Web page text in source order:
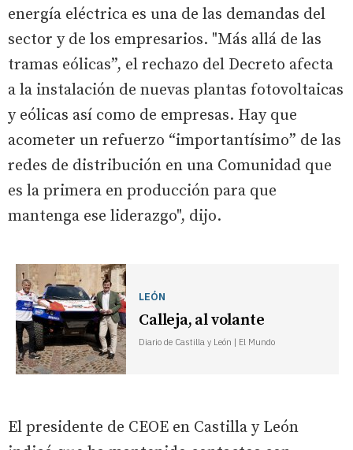
energía eléctrica es una de las demandas del
sector y de los empresarios. "Más allá de las
tramas eólicas”, el rechazo del Decreto afecta
a la instalación de nuevas plantas fotovoltaicas
y eólicas así como de empresas. Hay que
acometer un refuerzo “importantísimo” de las
redes de distribución en una Comunidad que
es la primera en producción para que
mantenga ese liderazgo", dijo.
LEÓN
Calleja, al volante
Diario de Castilla y León | El Mundo
El presidente de CEOE en Castilla y León